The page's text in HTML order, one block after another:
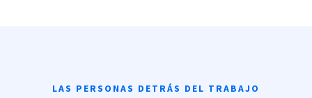
LAS PERSONAS DETRÁS DEL TRABAJO